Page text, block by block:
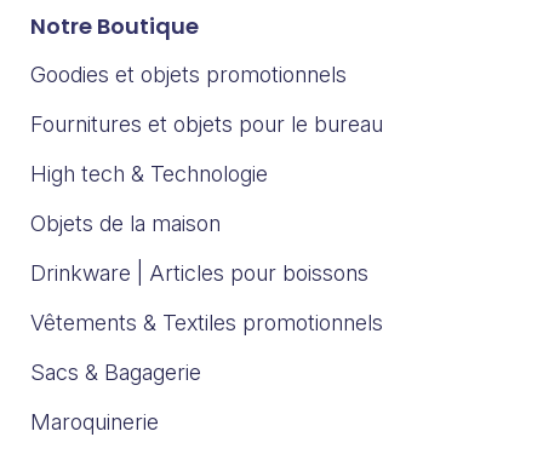
Notre Boutique
Goodies et objets promotionnels
Fournitures et objets pour le bureau
High tech & Technologie
Objets de la maison
Drinkware | Articles pour boissons
Vêtements & Textiles promotionnels
Sacs & Bagagerie
Maroquinerie